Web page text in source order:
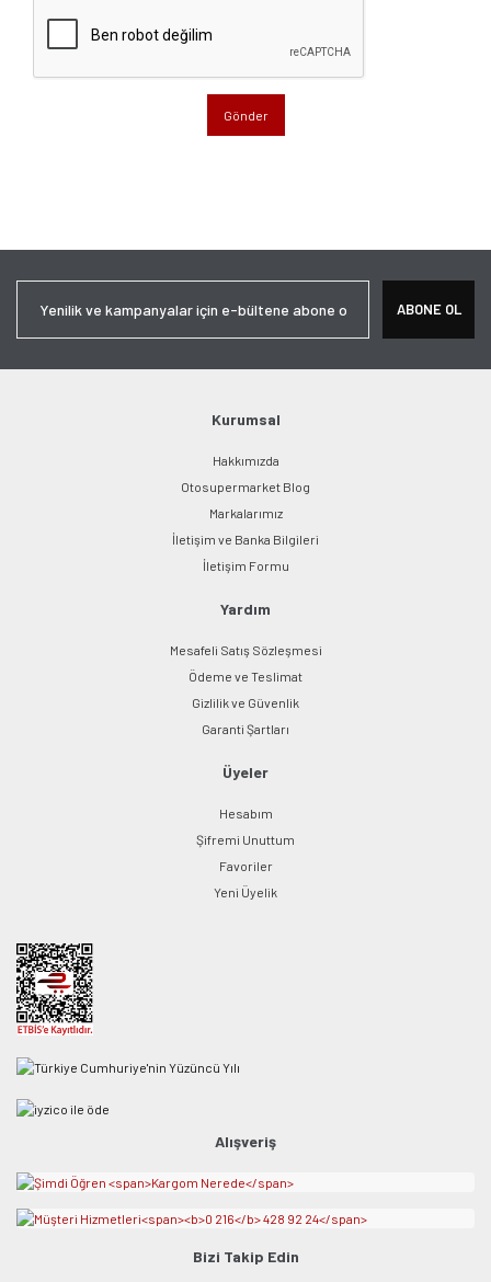
Gönder
ABONE OL
Kurumsal
Hakkımızda
Otosupermarket Blog
Markalarımız
İletişim ve Banka Bilgileri
İletişim Formu
Yardım
Mesafeli Satış Sözleşmesi
Ödeme ve Teslimat
Gizlilik ve Güvenlik
Garanti Şartları
Üyeler
Hesabım
Şifremi Unuttum
Favoriler
Yeni Üyelik
Alışveriş
Bizi Takip Edin